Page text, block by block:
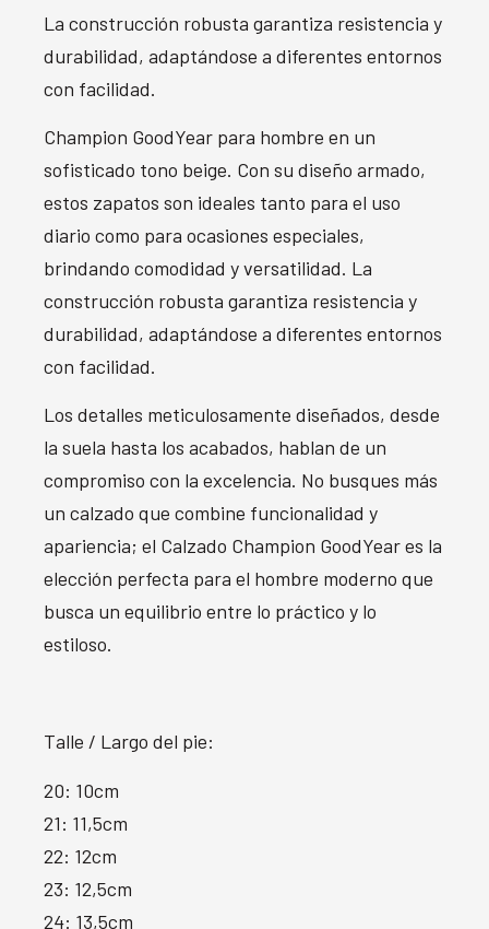
La construcción robusta garantiza resistencia y
durabilidad, adaptándose a diferentes entornos
con facilidad.
Champion GoodYear para hombre en un
sofisticado tono beige. Con su diseño armado,
estos zapatos son ideales tanto para el uso
diario como para ocasiones especiales,
brindando comodidad y versatilidad. La
construcción robusta garantiza resistencia y
durabilidad, adaptándose a diferentes entornos
con facilidad.
Los detalles meticulosamente diseñados, desde
la suela hasta los acabados, hablan de un
compromiso con la excelencia. No busques más
un calzado que combine funcionalidad y
apariencia; el Calzado Champion GoodYear es la
elección perfecta para el hombre moderno que
busca un equilibrio entre lo práctico y lo
estiloso.
Talle / Largo del pie:
20: 10cm
21: 11,5cm
22: 12cm
23: 12,5cm
24: 13,5cm